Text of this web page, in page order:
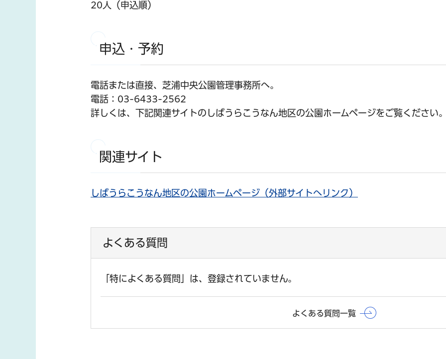
20人（申込順）
申込・予約
電話または直接、芝浦中央公園管理事務所へ。
電話：03-6433-2562
詳しくは、下記関連サイトのしばうらこうなん地区の公園ホームページをご覧ください
関連サイト
しばうらこうなん地区の公園ホームページ（外部サイトへリンク）
よくある質問
「特によくある質問」は、登録されていません。
よくある質問一覧